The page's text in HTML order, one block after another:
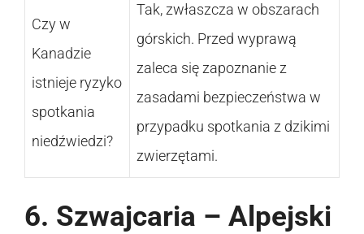
Czy w
Kanadzie
istnieje ryzyko
spotkania
niedźwiedzi?
Tak, zwłaszcza w obszarach
górskich. Przed wyprawą
zaleca się zapoznanie z
zasadami bezpieczeństwa w
przypadku spotkania z dzikimi
zwierzętami.
6. Szwajcaria – Alpejski